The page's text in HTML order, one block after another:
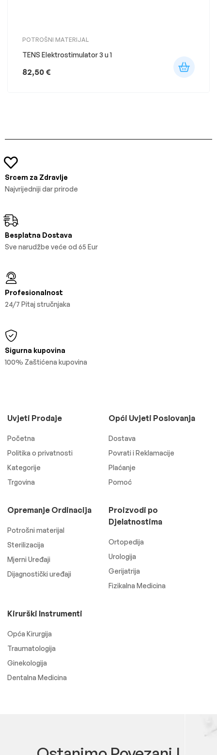
POTROŠNI MATERIJAL
TENS Elektrostimulator 3 u 1
82,50 €
Srcem za Zdravlje
Najvrijedniji dar prirode
Besplatna Dostava
Sve narudžbe veće od 65 Eur
Profesionalnost
24/7 Pitaj stručnjaka
Sigurna kupovina
100% Zaštićena kupovina
Uvjeti Prodaje
Početna
Politika o privatnosti
Kategorije
Trgovina
Opći Uvjeti Poslovanja
Dostava
Povrati i Reklamacije
Plaćanje
Pomoć
Opremanje Ordinacija
Potrošni materijal
Sterilizacija
Mjerni Uređaji
Dijagnostički uređaji
Proizvodi po
Djelatnostima
Ortopedija
Urologija
Gerijatrija
Fizikalna Medicina
Kirurški Instrumenti
Opća Kirurgija
Traumatologija
Ginekologija
Dentalna Medicina